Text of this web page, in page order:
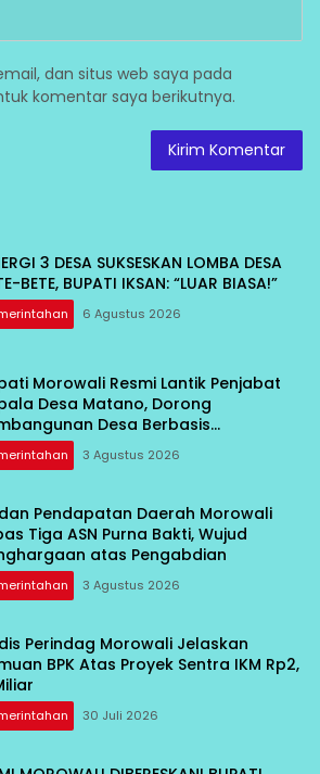
dan situs web saya pada
komentar saya berikutnya.
3 DESA SUKSESKAN LOMBA DESA
BETE, BUPATI IKSAN: “LUAR BIASA!”
6 Agustus 2026
Morowali Resmi Lantik Penjabat
Desa Matano, Dorong
Desa Berbasis
3 Agustus 2026
Pendapatan Daerah Morowali
Tiga ASN Purna Bakti, Wujud
atas Pengabdian
3 Agustus 2026
Perindag Morowali Jelaskan
BPK Atas Proyek Sentra IKM Rp2,
30 Juli 2026